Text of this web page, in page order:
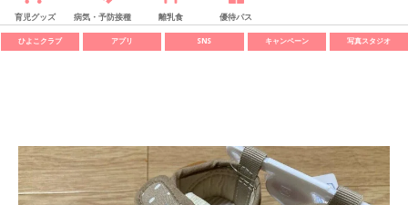
育児グッズ 病気・予防接種 離乳食 優待パス
ひよこクラブ アプリ SNS キャンペーン 写真スタジオ